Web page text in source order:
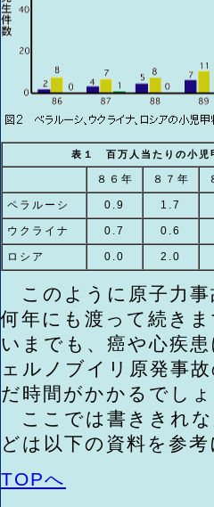
表１ 百万人当たりの小児
８６年 ８７年
ペラルーシ 0.9 1.7
ウクライナ 0.7 0.6
ロシア 0.0 2.0
このように原子力事
何年にも渡って続き
いまでも、癌や心疾
ェルノブイリ原発事
だ時間がかかるでし
ここでは書ききれな
どは以下の資料を参
TOPへ